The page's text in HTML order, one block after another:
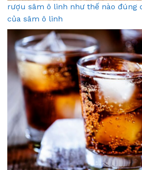
rượu sâm ô linh như thế nào đúng
của sâm ô linh